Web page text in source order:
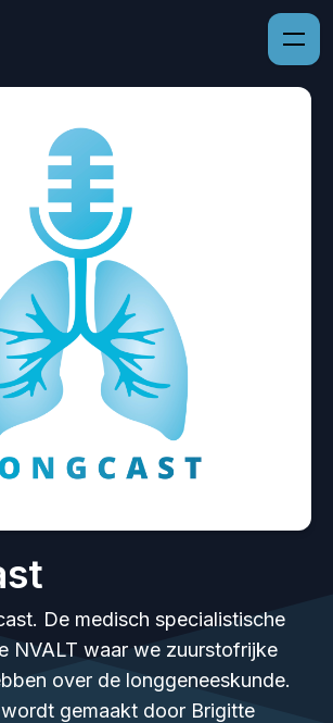
De medisch specialistische
NVALT waar we zuurstofrijke
over de longgeneeskunde.
gemaakt door Brigitte